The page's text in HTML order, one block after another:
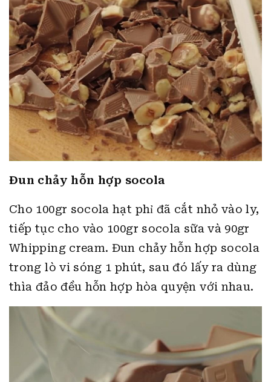
Đun chảy hỗn hợp socola
Cho 100gr socola hạt phỉ đã cắt nhỏ vào ly,
tiếp tục cho vào 100gr socola sữa và 90gr
Whipping cream. Đun chảy hỗn hợp socola
trong lò vi sóng 1 phút, sau đó lấy ra dùng
thìa đảo đều hỗn hợp hòa quyện với nhau.